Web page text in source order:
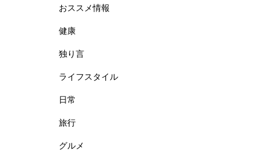
おススメ情報
健康
独り言
ライフスタイル
日常
旅行
グルメ